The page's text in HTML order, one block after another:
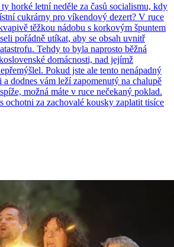
horké letní neděle za časů socialismu, kdy
cukrárny pro víkendový dezert? V ruce
těžkou nádobu s korkovým špuntem
pořádně utíkat, aby se obsah uvnitř
Tehdy to byla naprosto běžná
domácnosti, nad jejímž
Pokud jste ale tento nenápadný
dodnes vám leží zapomenutý na chalupě
možná máte v ruce nečekaný poklad.
ochotni za zachovalé kousky zaplatit tisíce